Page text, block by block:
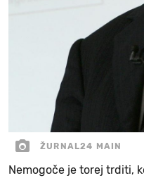
ŽURNAL24 MAIN
Nemogoče je torej trditi,